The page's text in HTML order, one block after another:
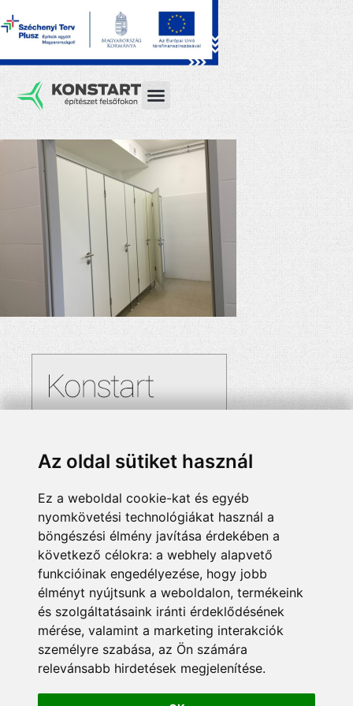
Az oldal sütiket használ
Ez a weboldal cookie-kat és egyéb
nyomkövetési technológiákat használ a
böngészési élmény javítása érdekében a
következő célokra: a webhely alapvető
funkcióinak engedélyezése, hogy jobb
élményt nyújtsunk a weboldalon, termékeink
és szolgáltatásaink iránti érdeklődésének
mérése, valamint a marketing interakciók
személyre szabása, az Ön számára
relevánsabb hirdetések megjelenítése.